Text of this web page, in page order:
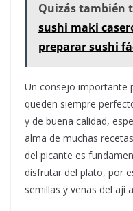
Quizás también
sushi maki
preparar sushi
Un consejo importante
queden siempre
y de buena calidad,
alma de muchas
del picante es
disfrutar del plato, por
semillas y venas del ají